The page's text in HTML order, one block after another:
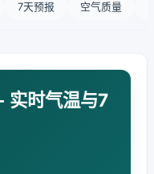
7天预报 空气质量
实时气温与7